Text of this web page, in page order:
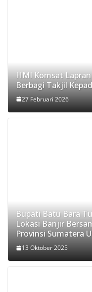
HMI Komsat
Berbagi Takjil
27 Februari 2026
Bupati Batu Bara
Lokasi Banjir
Provinsi Sumatera
13 Oktober 2025